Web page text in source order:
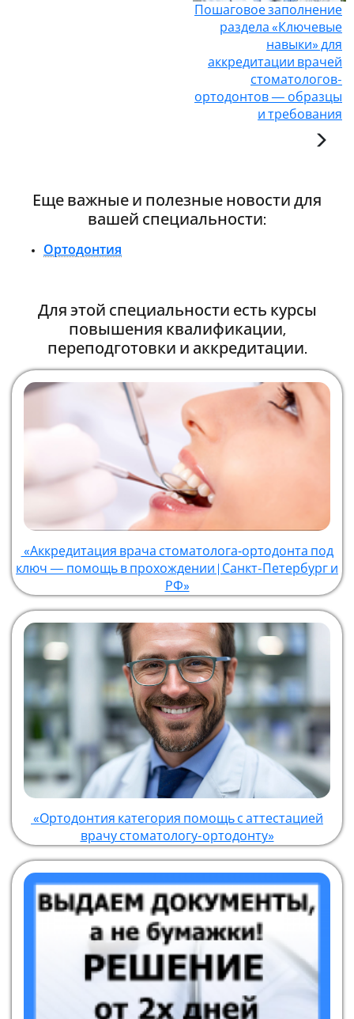
Пошаговое заполнение
раздела «Ключевые
навыки» для
аккредитации врачей
стоматологов-
ортодонтов — образцы
и требования
Еще важные и полезные новости для
вашей специальности:
Ортодонтия
Для этой специальности есть курсы
повышения квалификации,
переподготовки и аккредитации.
«Аккредитация врача стоматолога‑ортодонта под
ключ — помощь в прохождении | Санкт-Петербург и
РФ»
«Ортодонтия категория помощь с аттестацией
врачу стоматологу-ортодонту»